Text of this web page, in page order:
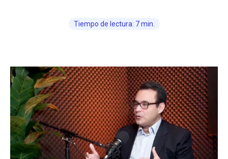
Tiempo de lectura: 7 min.